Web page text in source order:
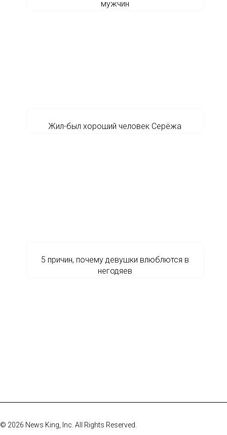
мужчин
Жил-был хороший человек Серёжа
5 причин, почему девушки влюблются в
негодяев
© 2026 News King, Inc. All Rights Reserved.